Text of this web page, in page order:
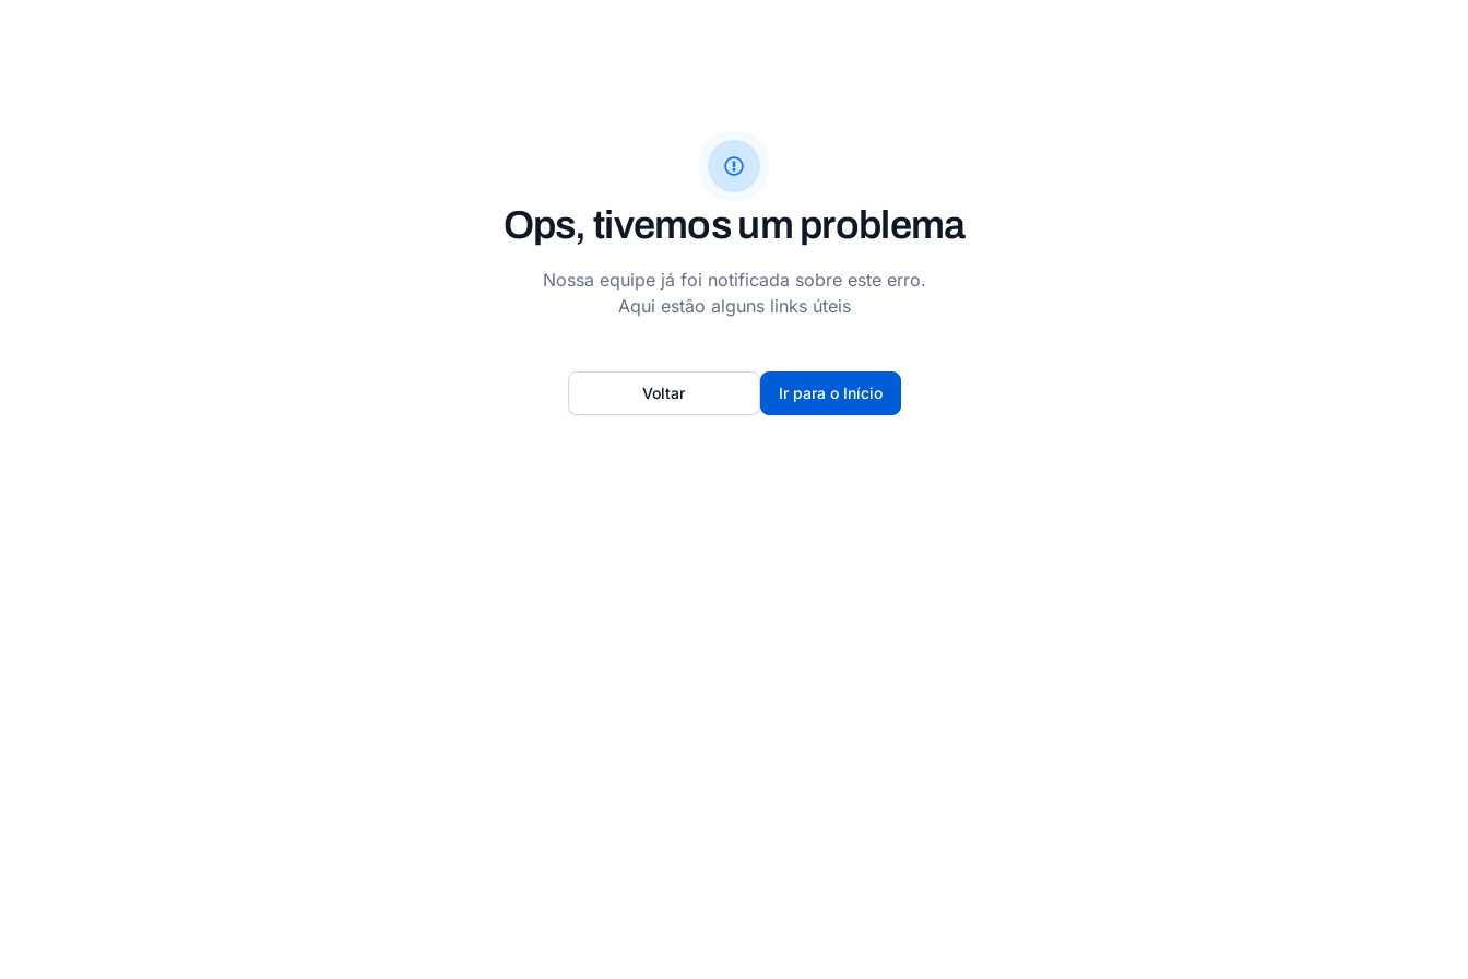
Ops, tivemos um problema
Nossa equipe já foi notificada sobre este erro.
Aqui estão alguns links úteis
Ir para o Início
Voltar